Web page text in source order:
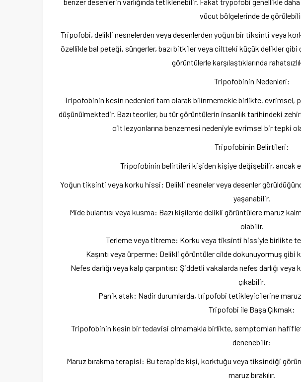
vücut bölgelerinde de
Tripofobi, delikli nesnelerden veya desenlerden yoğun bir tiksinti veya
özellikle bal peteği, süngerler, bazı bitkiler veya ciltteki küçük delikler gibi
görüntülerle karşılaştıklarında
Tripofobinin Nedenleri:
Tripofobinin kesin nedenleri tam olarak bilinmemekle birlikte, evrimsel,
düşünülmektedir. Bazı teoriler, bu tür görüntülerin insanlık tarihindeki
cilt lezyonlarına benzemesi nedeniyle evrimsel bir tepki
Tripofobinin Belirtileri:
Tripofobinin belirtileri kişiden kişiye değişebilir, ancak
Yoğun tiksinti veya korku hissi: Delikli nesneler veya desenler
yaşanabilir.
Mide bulantısı veya kusma: Bazı kişilerde delikli görüntülere maruz
olabilir.
Terleme veya titreme: Korku veya tiksinti hissiyle birlikte
Kaşıntı veya ürperme: Delikli görüntüler cilde dokunuyormuş gibi
Nefes darlığı veya kalp çarpıntısı: Şiddetli vakalarda nefes darlığı
çıkabilir.
Panik atak: Nadir durumlarda, tripofobi tetikleyicilerine
Tripofobi ile Başa Çıkmak:
Tripofobinin kesin bir tedavisi olmamakla birlikte, semptomları
denenebilir:
Maruz bırakma terapisi: Bu terapide kişi, korktuğu veya tiksindiği
maruz bırakılır.